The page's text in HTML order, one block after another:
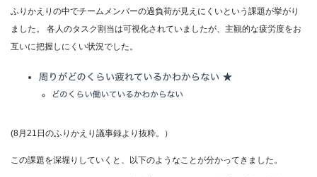
ふりかえりの中でチームメンバーの過負荷が見えにくいという課題が挙がり
ました。 各人のタスク割当は可視化されていましたが、主観的な疲労度をお
互いに把握しにくい状況でした。
(8月21日のふりかえり議事録より抜粋。）
この課題を深堀りしていくと、以下のようなことが分かってきました。